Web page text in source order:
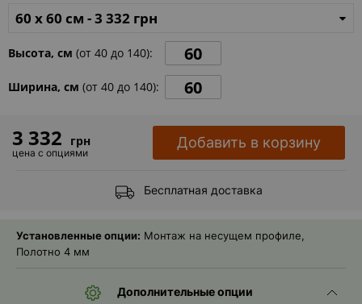
60 x 60 см -3 332 грн
Высота, см (от 40 до 140):
Ширина, см (от 40 до 140):
3 332 грн
цена с опциями
Добавить в корзину
Бесплатная доставка
Установленные опции: Монтаж на несущем профиле,
Полотно 4 мм
Дополнительные опции